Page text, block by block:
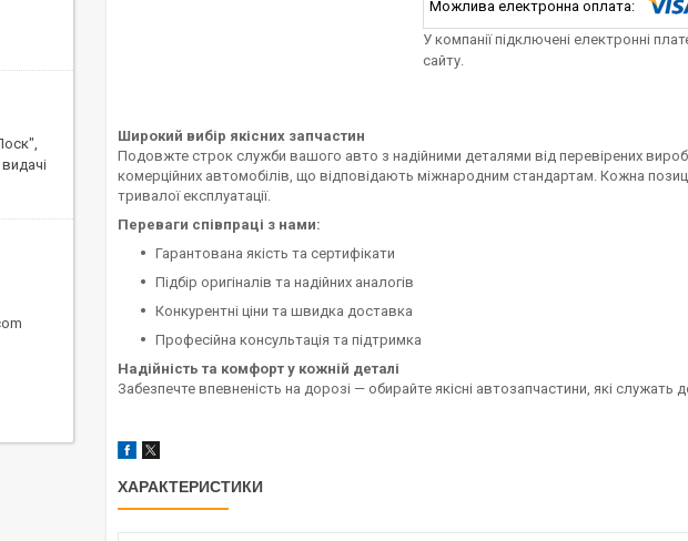
У компанії підключені електронні
сайту.
Широкий вибір якісних запчастин
Подовжте строк служби вашого авто з надійними деталями від перевірених
комерційних автомобілів, що відповідають міжнародним стандартам. Кожна
тривалої експлуатації.
Переваги співпраці з нами:
Гарантована якість та сертифікати
Підбір оригіналів та надійних аналогів
Конкурентні ціни та швидка доставка
Професійна консультація та підтримка
Надійність та комфорт у кожній деталі
Забезпечте впевненість на дорозі — обирайте якісні автозапчастини, які служать
ХАРАКТЕРИСТИКИ